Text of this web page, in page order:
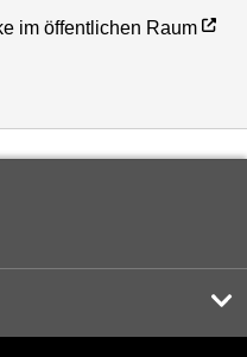
im öffentlichen Raum